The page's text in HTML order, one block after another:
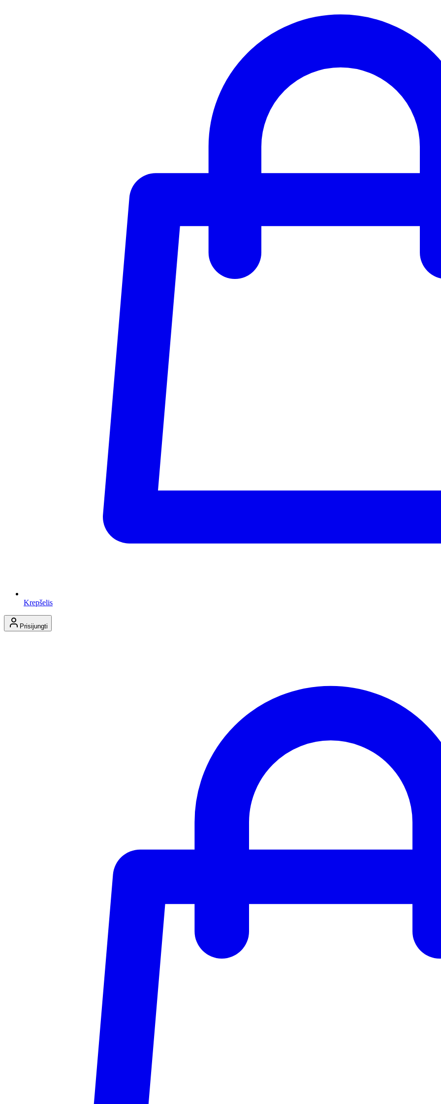
Krepšelis
Prisijungti